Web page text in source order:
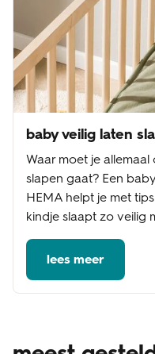
baby veilig laten
Waar moet je
slapen gaat? Een
HEMA helpt je met
kindje slaapt zo veilig
lees meer